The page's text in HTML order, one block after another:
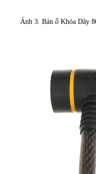
Ảnh 3. Bán ổ Khóa Dây